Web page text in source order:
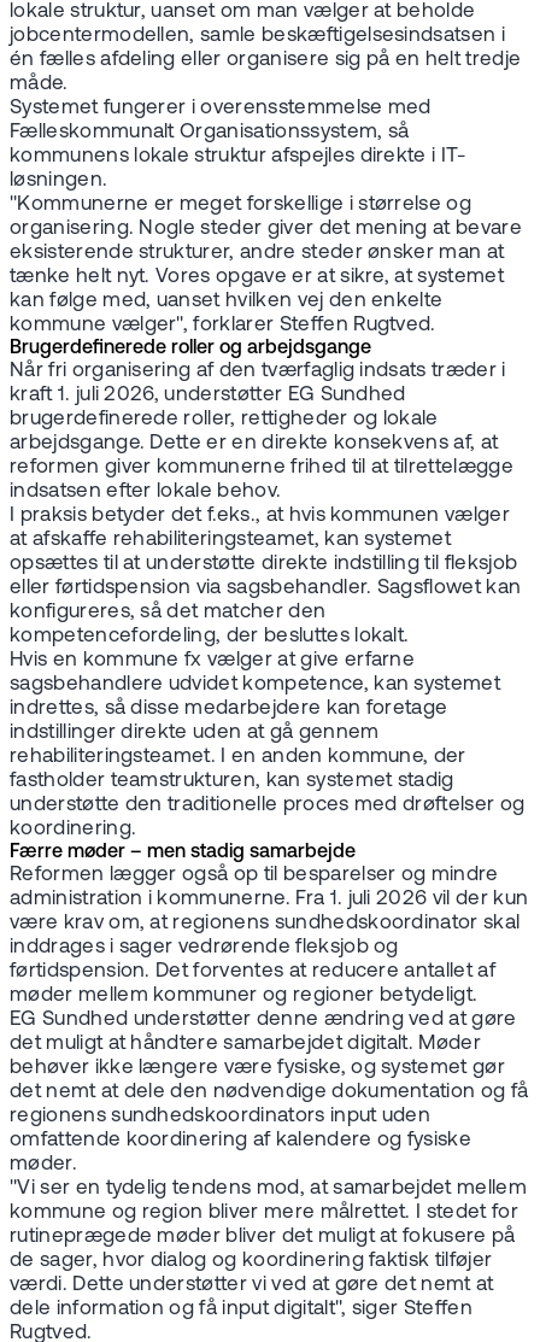
lokale struktur, uanset om man vælger at beholde
jobcentermodellen, samle beskæftigelsesindsatsen i
én fælles afdeling eller organisere sig på en helt tredje
måde.
Systemet fungerer i overensstemmelse med
Fælleskommunalt Organisationssystem, så
kommunens lokale struktur afspejles direkte i IT-
løsningen.
"Kommunerne er meget forskellige i størrelse og
organisering. Nogle steder giver det mening at bevare
eksisterende strukturer, andre steder ønsker man at
tænke helt nyt. Vores opgave er at sikre, at systemet
kan følge med, uanset hvilken vej den enkelte
kommune vælger", forklarer Steffen Rugtved.
Brugerdefinerede roller og arbejdsgange
Når fri organisering af den tværfaglig indsats træder i
kraft 1. juli 2026, understøtter EG Sundhed
brugerdefinerede roller, rettigheder og lokale
arbejdsgange. Dette er en direkte konsekvens af, at
reformen giver kommunerne frihed til at tilrettelægge
indsatsen efter lokale behov.
I praksis betyder det f.eks., at hvis kommunen vælger
at afskaffe rehabiliteringsteamet, kan systemet
opsættes til at understøtte direkte indstilling til fleksjob
eller førtidspension via sagsbehandler. Sagsflowet kan
konfigureres, så det matcher den
kompetencefordeling, der besluttes lokalt.
Hvis en kommune fx vælger at give erfarne
sagsbehandlere udvidet kompetence, kan systemet
indrettes, så disse medarbejdere kan foretage
indstillinger direkte uden at gå gennem
rehabiliteringsteamet. I en anden kommune, der
fastholder teamstrukturen, kan systemet stadig
understøtte den traditionelle proces med drøftelser og
koordinering.
Færre møder – men stadig samarbejde
Reformen lægger også op til besparelser og mindre
administration i kommunerne. Fra 1. juli 2026 vil der kun
være krav om, at regionens sundhedskoordinator skal
inddrages i sager vedrørende fleksjob og
førtidspension. Det forventes at reducere antallet af
møder mellem kommuner og regioner betydeligt.
EG Sundhed understøtter denne ændring ved at gøre
det muligt at håndtere samarbejdet digitalt. Møder
behøver ikke længere være fysiske, og systemet gør
det nemt at dele den nødvendige dokumentation og få
regionens sundhedskoordinators input uden
omfattende koordinering af kalendere og fysiske
møder.
"Vi ser en tydelig tendens mod, at samarbejdet mellem
kommune og region bliver mere målrettet. I stedet for
rutineprægede møder bliver det muligt at fokusere på
de sager, hvor dialog og koordinering faktisk tilføjer
værdi. Dette understøtter vi ved at gøre det nemt at
dele information og få input digitalt", siger Steffen
Rugtved.